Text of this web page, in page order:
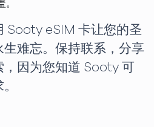
。
Sooty eSIM 卡让您的圣
难忘。保持联系，分享
因为您知道 Sooty 可